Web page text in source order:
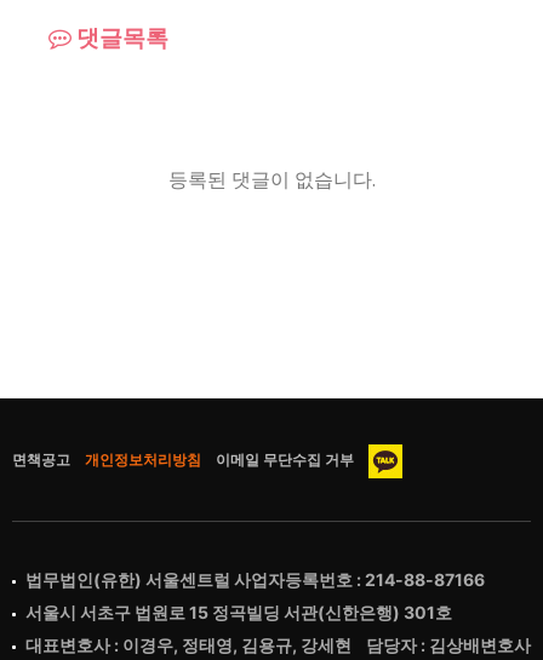
댓글목록
등록된 댓글이 없습니다.
면책공고 개인정보처리방침 이메일 무단수집 거부
법무법인(유한) 서울센트럴 사업자등록번호 : 214-88-87166
서울시 서초구 법원로 15 정곡빌딩 서관(신한은행) 301호
대표변호사 : 이경우, 정태영, 김용규, 강세현 담당자 : 김상배변호사